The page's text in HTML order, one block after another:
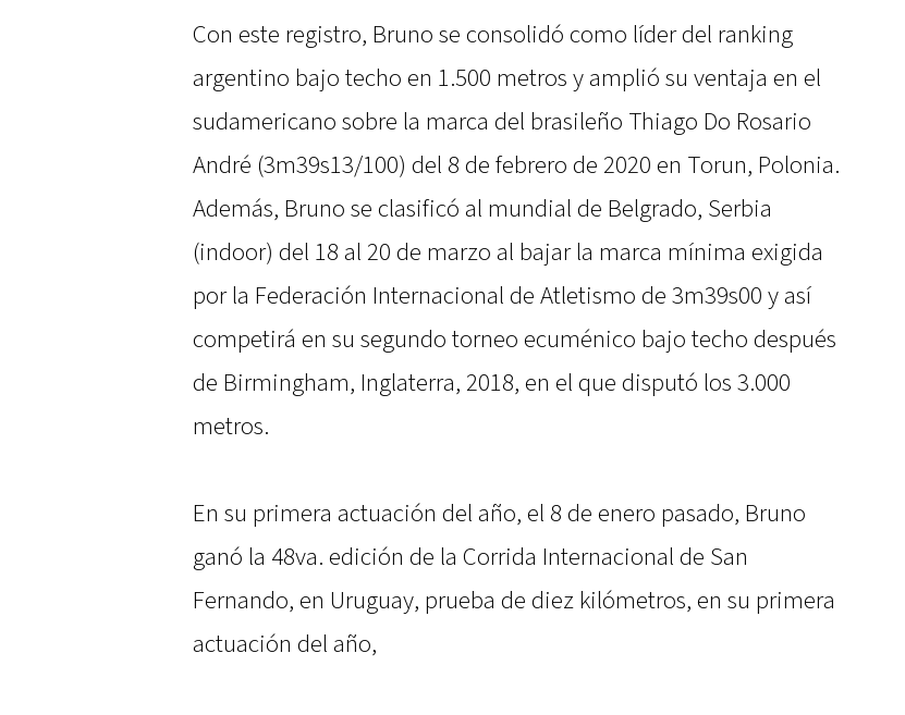
Con este registro, Bruno se consolidó como líder del ranking
argentino bajo techo en 1.500 metros y amplió su ventaja en el
sudamericano sobre la marca del brasileño Thiago Do Rosario
André (3m39s13/100) del 8 de febrero de 2020 en Torun, Polonia.
Además, Bruno se clasificó al mundial de Belgrado, Serbia
(indoor) del 18 al 20 de marzo al bajar la marca mínima exigida
por la Federación Internacional de Atletismo de 3m39s00 y así
competirá en su segundo torneo ecuménico bajo techo después
de Birmingham, Inglaterra, 2018, en el que disputó los 3.000
metros.
En su primera actuación del año, el 8 de enero pasado, Bruno
ganó la 48va. edición de la Corrida Internacional de San
Fernando, en Uruguay, prueba de diez kilómetros, en su primera
actuación del año,